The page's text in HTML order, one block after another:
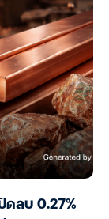
ดลบ 0.27%